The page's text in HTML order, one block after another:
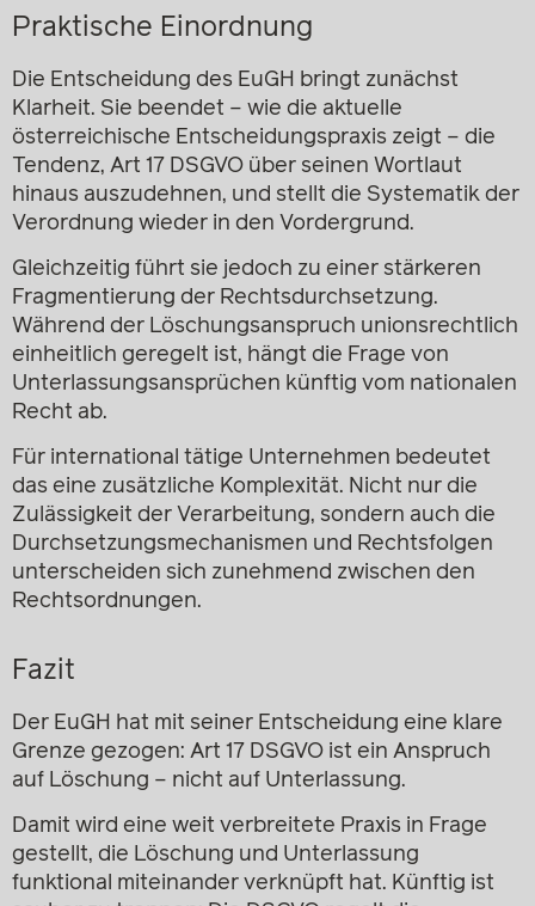
Praktische Einordnung
Die Entscheidung des EuGH bringt zunächst
Klarheit. Sie beendet – wie die aktuelle
österreichische Entscheidungspraxis zeigt – die
Tendenz, Art 17 DSGVO über seinen Wortlaut
hinaus auszudehnen, und stellt die Systematik der
Verordnung wieder in den Vordergrund.
Gleichzeitig führt sie jedoch zu einer stärkeren
Fragmentierung der Rechtsdurchsetzung.
Während der Löschungsanspruch unionsrechtlich
einheitlich geregelt ist, hängt die Frage von
Unterlassungsansprüchen künftig vom nationalen
Recht ab.
Für international tätige Unternehmen bedeutet
das eine zusätzliche Komplexität. Nicht nur die
Zulässigkeit der Verarbeitung, sondern auch die
Durchsetzungsmechanismen und Rechtsfolgen
unterscheiden sich zunehmend zwischen den
Rechtsordnungen.
Fazit
Der EuGH hat mit seiner Entscheidung eine klare
Grenze gezogen: Art 17 DSGVO ist ein Anspruch
auf Löschung – nicht auf Unterlassung.
Damit wird eine weit verbreitete Praxis in Frage
gestellt, die Löschung und Unterlassung
funktional miteinander verknüpft hat. Künftig ist